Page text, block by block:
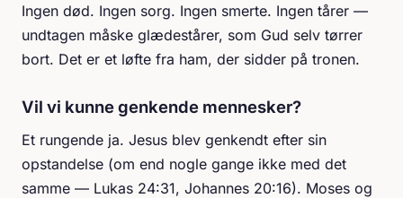
Ingen død. Ingen sorg. Ingen smerte. Ingen tårer —
undtagen måske glædestårer, som Gud selv tørrer
bort. Det er et løfte fra ham, der sidder på tronen.
Vil vi kunne genkende mennesker?
Et rungende ja. Jesus blev genkendt efter sin
opstandelse (om end nogle gange ikke med det
samme — Lukas 24:31, Johannes 20:16). Moses og